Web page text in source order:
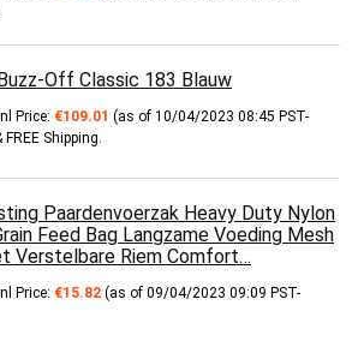
Off Classic 183 Blauw
Price: €109.01 (as of 10/04/2023 08:45 PST-
FREE Shipping
Paardenvoerzak Heavy Duty Nylon
Feed Bag Langzame Voeding Mesh
Verstelbare Riem Comfort…
Price: €15.82 (as of 09/04/2023 09:09 PST-